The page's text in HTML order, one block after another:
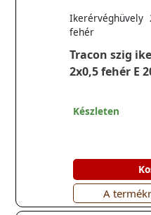
Tracon szig
2x0,5 fehér E
Ikerérvéghüvely
fehér
Készleten
A